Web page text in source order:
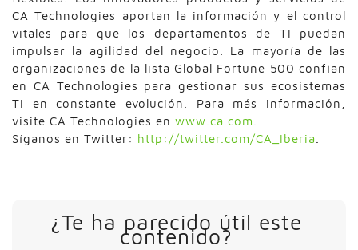
CA Technologies aportan la información y el control
vitales para que los departamentos de TI puedan
impulsar la agilidad del negocio. La mayoría de las
organizaciones de la lista Global Fortune 500 confían
en CA Technologies para gestionar sus ecosistemas
TI en constante evolución. Para más información,
visite CA Technologies en www.ca.com
Síganos en Twitter: http://twitter.com/CA_Iberia
¿Te ha parecido útil este
contenido?